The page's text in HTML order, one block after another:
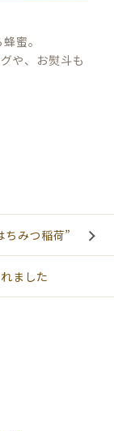
蜜。
や、お熨斗も
ちみつ稲荷”
ました